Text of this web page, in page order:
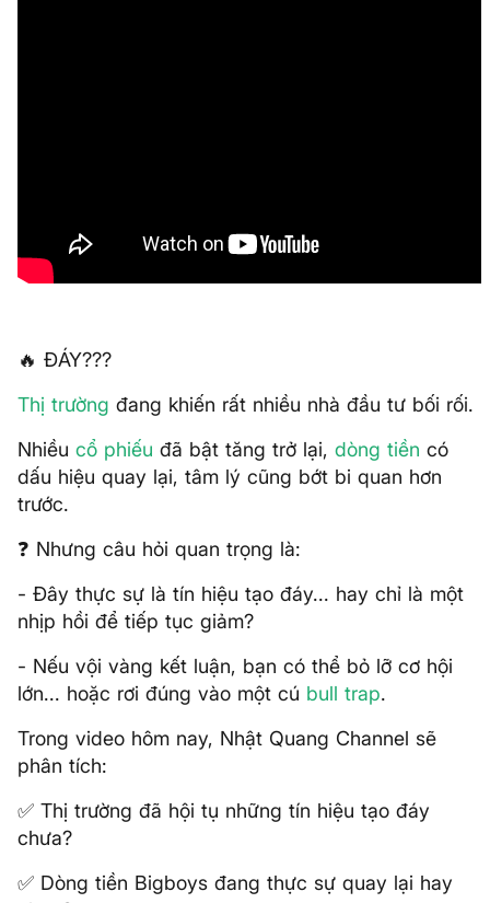
🔥 ĐÁY???
Thị trường đang khiến rất nhiều nhà đầu tư bối rối.
Nhiều cổ phiếu đã bật tăng trở lại, dòng tiền có
dấu hiệu quay lại, tâm lý cũng bớt bi quan hơn
trước.
❓ Nhưng câu hỏi quan trọng là:
- Đây thực sự là tín hiệu tạo đáy... hay chỉ là một
nhịp hồi để tiếp tục giảm?
- Nếu vội vàng kết luận, bạn có thể bỏ lỡ cơ hội
lớn... hoặc rơi đúng vào một cú bull trap.
Trong video hôm nay, Nhật Quang Channel sẽ
phân tích:
✅ Thị trường đã hội tụ những tín hiệu tạo đáy
chưa?
✅ Dòng tiền Bigboys đang thực sự quay lại hay